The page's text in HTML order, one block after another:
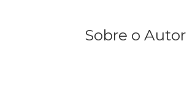
Sobre o Autor